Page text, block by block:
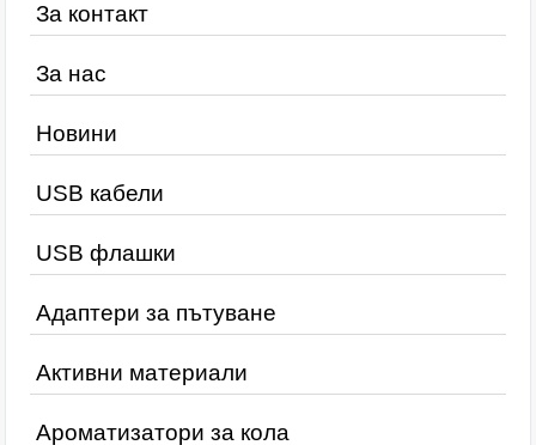
За контакт
За нас
Новини
USB кабели
USB флашки
Адаптери за пътуване
Активни материали
Ароматизатори за кола